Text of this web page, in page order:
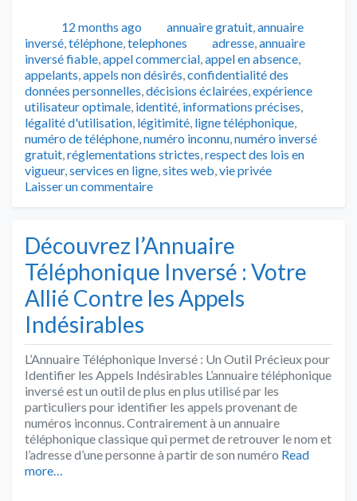
Publié12 months ago Catégories
annuaire gratuit,annuaire
inversé,téléphone,telephones Tags
adresse,annuaire
inversé fiable,appel commercial,appel en absence,
appelants,appels non désirés,confidentialité des
données personnelles,décisions éclairées,expérience
utilisateur optimale, identité, informations précises,
légalité d'utilisation, légitimité, ligne téléphonique,
numéro de téléphone,numéro inconnu,numéro inversé
gratuit,réglementations strictes,respect des lois en
vigueur,services en ligne,sites web,vie privée
Laisser un commentaire
Découvrez l’Annuaire
Téléphonique Inversé : Votre
Allié Contre les Appels
Indésirables
L’Annuaire Téléphonique Inversé : Un Outil Précieux pour
Identifier les Appels Indésirables L’annuaire téléphonique
inversé est un outil de plus en plus utilisé par les
particuliers pour identifier les appels provenant de
numéros inconnus. Contrairement à un annuaire
téléphonique classique qui permet de retrouver le nom et
l’adresse d’une personne à partir de son numéro Read
more…